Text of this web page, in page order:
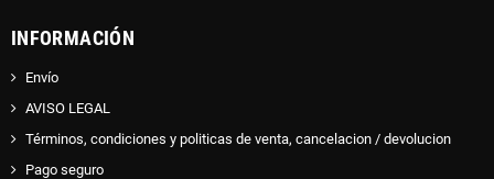
INFORMACIÓN
Envío
AVISO LEGAL
Términos, condiciones y politicas de venta, cancelacion / devolucion
Pago seguro